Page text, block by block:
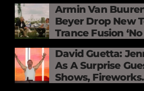
Armin Van
Beyer Drop New
Trance Fusion
David Guetta:
As A Surprise
Shows,